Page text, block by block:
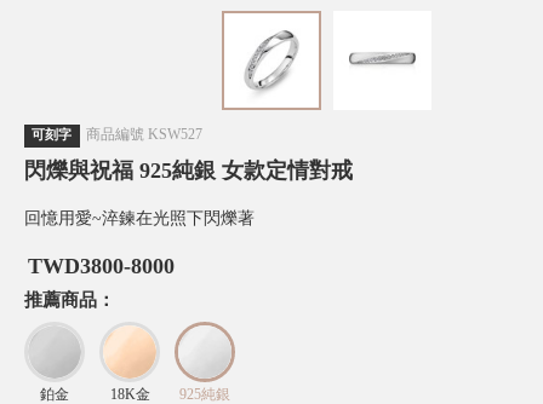
可刻字 商品編號 KSW527
閃爍與祝福 925純銀 女款定情對戒
回憶用愛~淬鍊在光照下閃爍著
TWD3800-8000
推薦商品：
鉑金 18K金 925純銀